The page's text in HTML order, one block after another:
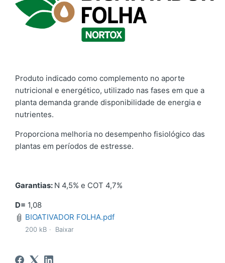
Produto indicado como complemento no aporte
nutricional e energético, utilizado nas fases em que a
planta demanda grande disponibilidade de energia e
nutrientes.
Proporciona melhoria no desempenho fisiológico das
plantas em períodos de estresse.
Garantias: N 4,5% e COT 4,7%
D= 1,08
BIOATIVADOR FOLHA.pdf
200 kB Baixar